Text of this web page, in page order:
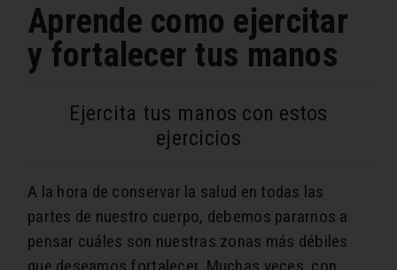
Aprende como ejercitar
y fortalecer tus manos
Ejercita tus manos con estos
ejercicios
A la hora de conservar la salud en todas las
partes de nuestro cuerpo, debemos pararnos a
pensar cuáles son nuestras zonas más débiles